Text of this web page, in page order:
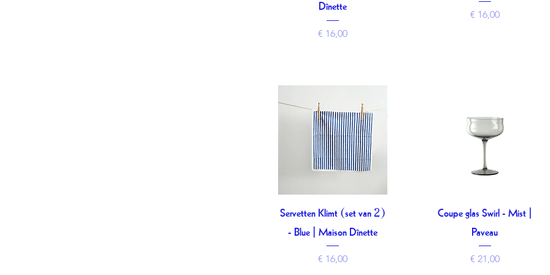
Dînette
Prijs
€ 16,00
Prijs
€ 16,00
Snel overzicht
Servetten Klimt (set van 2)
- Blue | Maison Dînette
Prijs
€ 16,00
Snel overzicht
Coupe glas Swirl - Mist |
Paveau
Prijs
€ 21,00